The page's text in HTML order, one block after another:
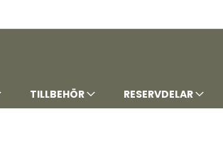
TILLBEHÖR RESERVDELAR